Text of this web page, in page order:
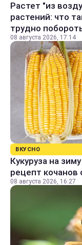
Растет "из
растений: что
трудно
08 августа 2026, 17:14
ВКУСНО
Кукуруза на
рецепт кочанов
08 августа 2026, 16:27